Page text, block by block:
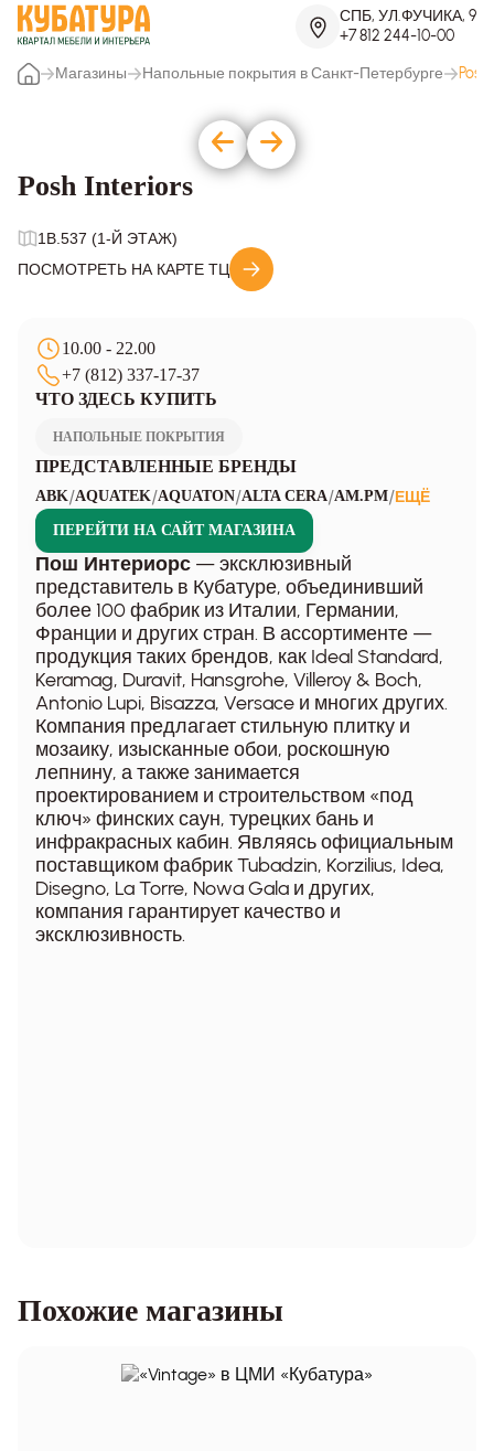
СПБ, УЛ.ФУЧИКА, 9
+7 812 244-10-00
Магазины
Напольные покрытия в Санкт-Петербурге
Posh Interiors
1B.537 (1-Й ЭТАЖ)
ПОСМОТРЕТЬ НА КАРТЕ ТЦ
10.00 - 22.00
+7 (812) 337-17-37
ЧТО ЗДЕСЬ КУПИТЬ
НАПОЛЬНЫЕ ПОКРЫТИЯ
ПРЕДСТАВЛЕННЫЕ БРЕНДЫ
ABK/AQUATEK/AQUATON/ALTA CERA/AM.PM/ЕЩЁ
ПЕРЕЙТИ НА САЙТ МАГАЗИНА
Пош Интериорс — эксклюзивный
представитель в Кубатуре, объединивший
более 100 фабрик из Италии, Германии,
Франции и других стран. В ассортименте —
продукция таких брендов, как Ideal Standard,
Keramag, Duravit, Hansgrohe, Villeroy & Boch,
Antonio Lupi, Bisazza, Versace и многих других.
Компания предлагает стильную плитку и
мозаику, изысканные обои, роскошную
лепнину, а также занимается
проектированием и строительством «под
ключ» финских саун, турецких бань и
инфракрасных кабин. Являясь официальным
поставщиком фабрик Tubadzin, Korzilius, Idea,
Disegno, La Torre, Nowa Gala и других,
компания гарантирует качество и
эксклюзивность.
Похожие магазины